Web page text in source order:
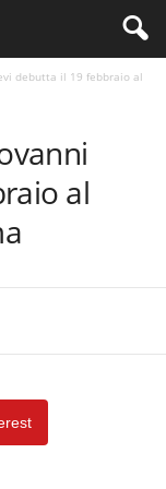
debutta il 19 febbraio al
al